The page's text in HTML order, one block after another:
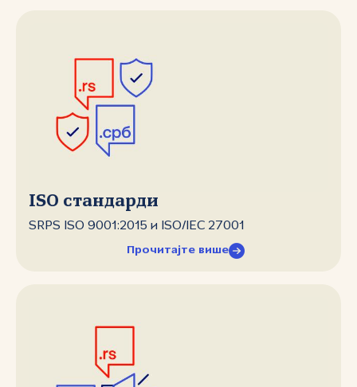
ISO стандарди
SRPS ISO 9001:2015 и ISO/IEC 27001
Прочитајте више